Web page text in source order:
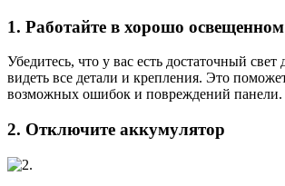
1. Работайте в хорошо освещенном
Убедитесь, что у вас есть достаточный свет
видеть все детали и крепления. Это
возможных ошибок и повреждений панели.
2. Отключите аккумулятор